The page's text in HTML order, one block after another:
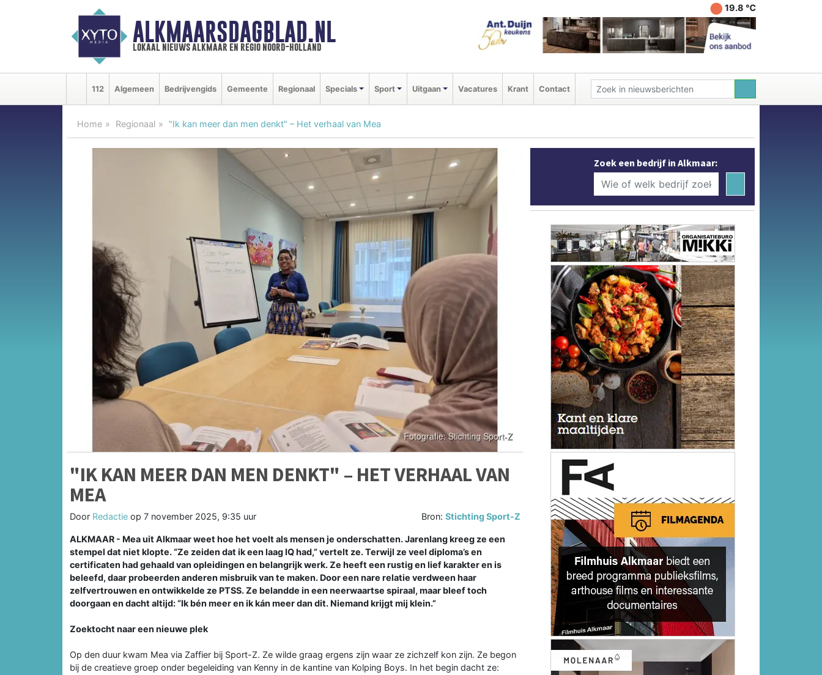
ALKMAARSDAGBLAD.NL
lokaal nieuws alkmaar en regio noord-holland
19.8 ℃
112 Algemeen Bedrijvengids Gemeente Regionaal Specials Sport Uitgaan Vacatures Krant Contact
Home Regionaal "Ik kan meer dan men denkt" – Het verhaal van Mea
"IK KAN MEER DAN MEN DENKT" – HET VERHAAL VAN
MEA
Door Redactie op 7 november 2025, 9:35 uur Bron:Stichting Sport-Z
ALKMAAR - Mea uit Alkmaar weet hoe het voelt als mensen je onderschatten. Jarenlang kreeg ze een
stempel dat niet klopte. “Ze zeiden dat ik een laag IQ had,” vertelt ze. Terwijl ze veel diploma’s en
certificaten had gehaald van opleidingen en belangrijk werk. Ze heeft een rustig en lief karakter en is
beleefd, daar probeerden anderen misbruik van te maken. Door een nare relatie verdween haar
zelfvertrouwen en ontwikkelde ze PTSS. Ze belandde in een neerwaartse spiraal, maar bleef toch
doorgaan en dacht altijd: “Ik bén meer en ik kán meer dan dit. Niemand krijgt mij klein.”
Zoektocht naar een nieuwe plek
Op den duur kwam Mea via Zaffier bij Sport-Z. Ze wilde graag ergens zijn waar ze zichzelf kon zijn. Ze begon
bij de creatieve groep onder begeleiding van Kenny in de kantine van Kolping Boys. In het begin dacht ze:
Zoek een bedrijf in Alkmaar: